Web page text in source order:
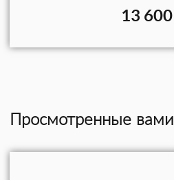
13 600
Просмотренные вами